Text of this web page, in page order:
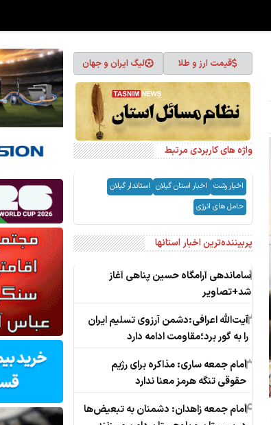
قیمت ارز و طلا لیگ ایران و جهان
واژه های کاربردی مرتبط
اخبار رشت اخبار استان گیلان استاندار گیلان
حامل های انرژی
پربیننده‌ترین اخبار استانها
1ساماندهی آرامگاه حسین پناهی آغاز
شد+تصاویر
2آیت‌الله اعرافی:دشمن آرزوی تسلیم ایران
را به گور برد؛مقاومت ادامه دارد
3امام جمعه ساری: مذاکره برای رژیم
حقوقی تنگه هرمز معنا ندارد
4امام جمعه زاهدان: دشمنان به تبعیض‌ها